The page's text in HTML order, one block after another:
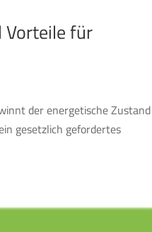
Vorteile für
der energetische
gesetzlich gefordertes